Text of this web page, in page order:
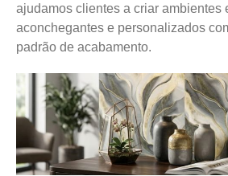
ajudamos clientes a criar ambientes
aconchegantes e personalizados
padrão de acabamento.